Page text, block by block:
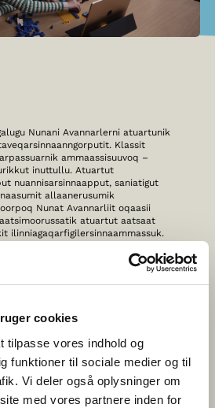
cookies
tilpasse vores indhold og
funktioner til sociale medier og til
Vi deler også oplysninger om
med vores partnere inden for
Nunani Avannarlerni atuartunik
Klassit
ammaassisuuvoq –
inuttullu. Atuartut
nuannisarsinnaapput, saniatigut
allaanerusumik
Nunat Avannarliit oqaasii
atuartut aatsaat
ilinniagaqarfigilersinnaammassuk.
avannarlerneersuni klassissinnut
assigiinngitsuni
Nunani Avannarleqatigiinni
Ukiumut pikkorissarnerit takukkit.